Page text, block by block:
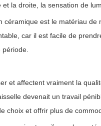
la droite, la sensation de
céramique est le matériau
car il est facile de
et affectent vraiment la
devenait un travail
choix et offrir plus de